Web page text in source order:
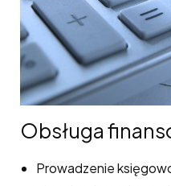
Obsługa
Prowadzenie